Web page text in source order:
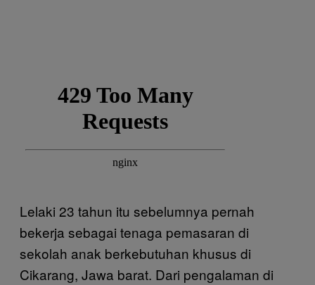
Lelaki 23 tahun itu sebelumnya pernah
bekerja sebagai tenaga pemasaran di
sekolah anak berkebutuhan khusus di
Cikarang, Jawa barat. Dari pengalaman di